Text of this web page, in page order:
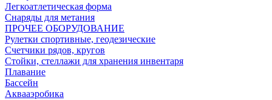
Легкоатлетическая форма
Снаряды для метания
ПРОЧЕЕ ОБОРУДОВАНИЕ
Рулетки спортивные, геодезические
Счетчики рядов, кругов
Стойки, стеллажи для хранения инвентаря
Плавание
Бассейн
Аквааэробика